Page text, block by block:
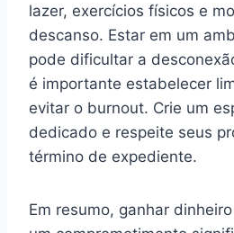
lazer, exercícios físicos e
descanso. Estar em um
pode dificultar a
é importante estabelecer
evitar o burnout. Crie um
dedicado e respeite seus
término de expediente.
Em resumo, ganhar